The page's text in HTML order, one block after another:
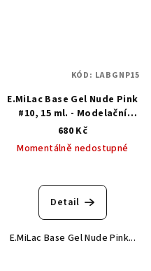
E.MiLac Base Gel Nude Pink
#10, 15 ml. - Modelační
kamuflážní báze
680 Kč
Momentálně nedostupné
Detail
E.MiLac Base Gel Nude Pink...
KÓD: LABGNP15